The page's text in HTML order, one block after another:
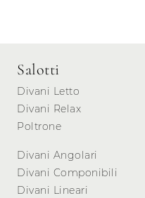
Salotti
Divani Letto
Divani Relax
Poltrone
Divani Angolari
Divani Componibili
Divani Lineari